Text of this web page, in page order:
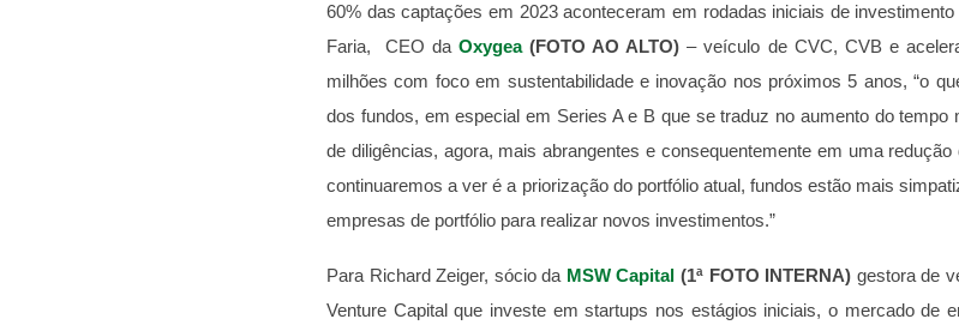
60% das captações em 2023 aconteceram em rodadas iniciais de
Faria, CEO daOxygea(FOTO AO ALTO) – veículo de CVC, CVB e
milhões com foco em sustentabilidade e inovação nos próximos 5 anos, “o
dos fundos, em especial em Series A e B que se traduz no aumento do
de diligências, agora, mais abrangentes e consequentemente em uma
continuaremos a ver é a priorização do portfólio atual, fundos estão mais
empresas de portfólio para realizar novos investimentos.”
Para Richard Zeiger, sócio da MSW Capital (1ª FOTO INTERNA) gestora de
Venture Capital que investe em startups nos estágios iniciais, o mercado de